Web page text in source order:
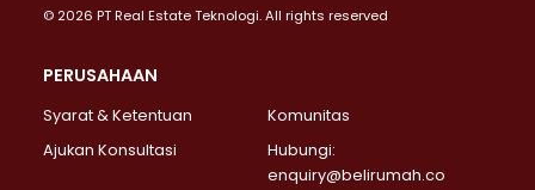
© 2026 PT Real Estate Teknologi. All rights reserved
PERUSAHAAN
Syarat & Ketentuan
Komunitas
Ajukan Konsultasi
Hubungi:
enquiry@belirumah.co